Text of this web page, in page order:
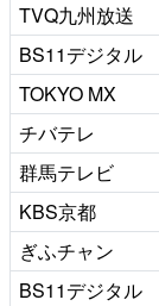
TVQ九州放送
BS11デジタル
TOKYO MX
チバテレ
群馬テレビ
KBS京都
ぎふチャン
BS11デジタル